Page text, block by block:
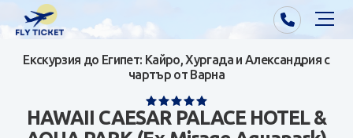
Почивки от Варна
Екскурзия до Египет: Кайро, Хургада и Александрия с
чартър от Варна
HAWAII CAESAR PALACE HOTEL &